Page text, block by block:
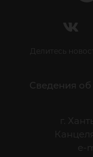
Делитесь
Сведения
г.
e-